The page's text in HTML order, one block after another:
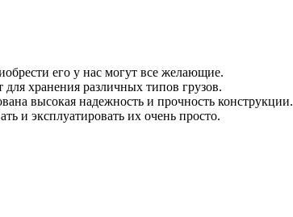
его у нас могут все желающие.
хранения различных типов грузов.
высокая надежность и прочность конструкции.
и эксплуатировать их очень просто.